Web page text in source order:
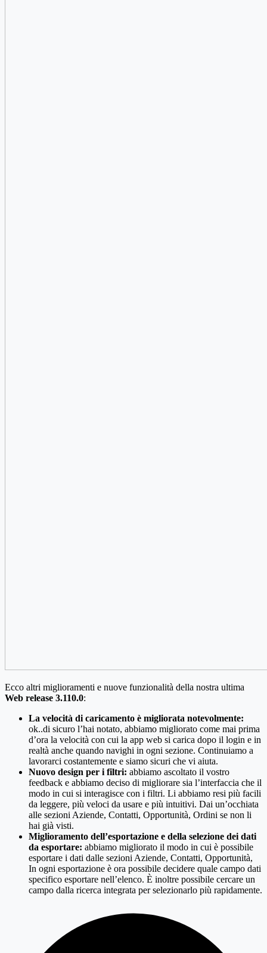
Ecco altri miglioramenti e nuove funzionalità della nostra ultima
Web release 3.110.0:
La velocità di caricamento è migliorata notevolmente:
ok..di sicuro l’hai notato, abbiamo migliorato come mai prima
d’ora la velocità con cui la app web si carica dopo il login e in
realtà anche quando navighi in ogni sezione. Continuiamo a
lavorarci costantemente e siamo sicuri che vi aiuta.
Nuovo design per i filtri: abbiamo ascoltato il vostro
feedback e abbiamo deciso di migliorare sia l’interfaccia che il
modo in cui si interagisce con i filtri. Li abbiamo resi più facili
da leggere, più veloci da usare e più intuitivi. Dai un’occhiata
alle sezioni Aziende, Contatti, Opportunità, Ordini se non li
hai già visti.
Miglioramento dell’esportazione e della selezione dei dati
da esportare: abbiamo migliorato il modo in cui è possibile
esportare i dati dalle sezioni Aziende, Contatti, Opportunità,
In ogni esportazione è ora possibile decidere quale campo dati
specifico esportare nell’elenco. È inoltre possibile cercare un
campo dalla ricerca integrata per selezionarlo più rapidamente.